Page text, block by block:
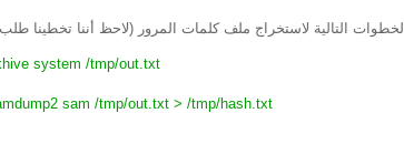
الخطوات التالية لاستخراج ملف كلمات المرور (لاحظ أننا تخطينا
system /tmp/out.txt
sam /tmp/out.txt > /tmp/hash.txt